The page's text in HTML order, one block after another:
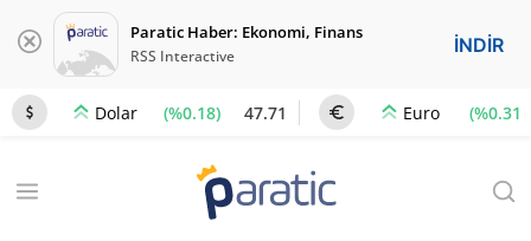
Paratic Haber: Ekonomi, Finans
RSS Interactive İNDİR
Dolar (%0.18) 47.71 Euro (%0.31)